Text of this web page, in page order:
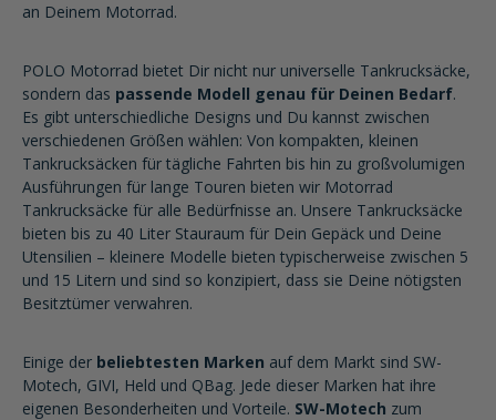
an Deinem Motorrad.
POLO Motorrad bietet Dir nicht nur universelle Tankrucksäcke,
sondern das passende Modell genau für Deinen Bedarf.
Es gibt unterschiedliche Designs und Du kannst zwischen
verschiedenen Größen wählen: Von kompakten, kleinen
Tankrucksäcken für tägliche Fahrten bis hin zu großvolumigen
Ausführungen für lange Touren bieten wir Motorrad
Tankrucksäcke für alle Bedürfnisse an. Unsere Tankrucksäcke
bieten bis zu 40 Liter Stauraum für Dein Gepäck und Deine
Utensilien – kleinere Modelle bieten typischerweise zwischen 5
und 15 Litern und sind so konzipiert, dass sie Deine nötigsten
Besitztümer verwahren.
Einige der beliebtesten Marken auf dem Markt sind SW-
Motech, GIVI, Held und QBag. Jede dieser Marken hat ihre
eigenen Besonderheiten und Vorteile. SW-Motech zum